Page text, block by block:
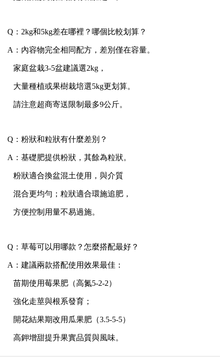
Q：2kg和5kg差在哪裡？哪個比較划算？
A：內容物完全相同配方，差別僅在容量。
家庭盆栽3-5盆建議選2kg，
大量種植或果樹栽培選5kg更划算。
請注意超商寄送限制最多9公斤。
Q：粉狀和粒狀有什麼差別？
A：基礎肥提供粉狀，其餘為粒狀。
粉狀適合換盆混土使用，與介質
混合更均勻；粒狀適合環施追肥，
方便控制用量不易過施。
Q：草莓可以用哪款？怎麼搭配最好？
A：建議兩款搭配使用效果最佳：
苗期使用莓果肥（高氮5-2-2）
強化走莖與根系發育；
開花結果期改用瓜果肥（3.5-5-5）
高鉀增甜提升果實品質與風味。